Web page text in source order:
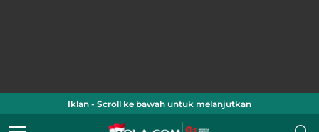
Iklan - Scroll ke bawah untuk melanjutkan